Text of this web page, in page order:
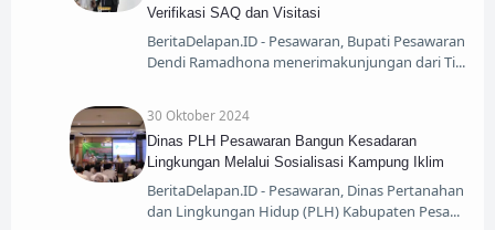
Verifikasi SAQ dan Visitasi
BeritaDelapan.ID - Pesawaran, Bupati Pesawaran
Dendi Ramadhona menerimakunjungan dari Ti
30 Oktober 2024
Dinas PLH Pesawaran Bangun Kesadaran
Lingkungan Melalui Sosialisasi Kampung Iklim
BeritaDelapan.ID - Pesawaran, Dinas Pertanahan
dan Lingkungan Hidup (PLH) Kabupaten Pesa